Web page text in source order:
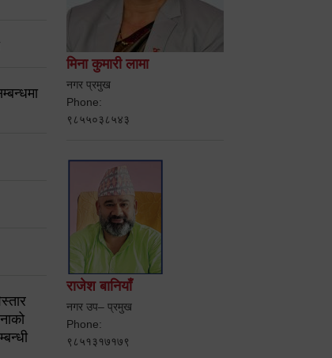
मिना कुमारी लामा
नगर प्रमुख
Phone:
९८५५०३८५४३
राजेश बानियाँ
नगर उप– प्रमुख
Phone:
९८५१३१७१७९